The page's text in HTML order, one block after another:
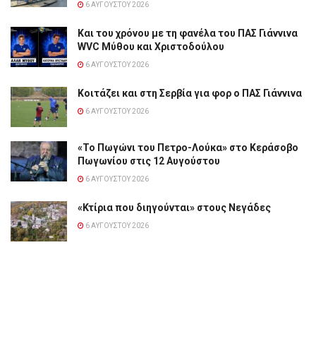
6 ΑΥΓΟΎΣΤΟΥ 2026
Και του χρόνου με τη φανέλα του ΠΑΣ Γιάννινα
WVC Μύθου και Χριστοδούλου
6 ΑΥΓΟΎΣΤΟΥ 2026
Κοιτάζει και στη Σερβία για φορ ο ΠΑΣ Γιάννινα
6 ΑΥΓΟΎΣΤΟΥ 2026
«Το Πωγώνι του Πετρο-Λούκα» στο Κεράσοβο
Πωγωνίου στις 12 Αυγούστου
6 ΑΥΓΟΎΣΤΟΥ 2026
«Κτίρια που διηγούνται» στους Νεγάδες
6 ΑΥΓΟΎΣΤΟΥ 2026